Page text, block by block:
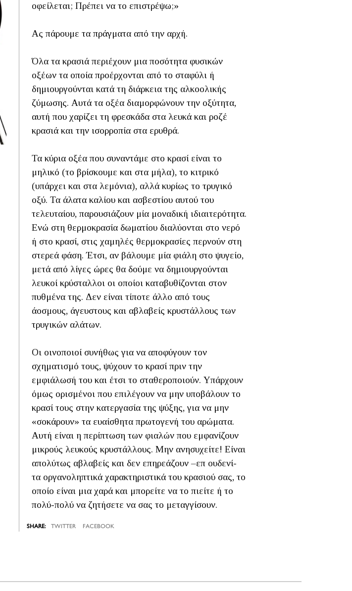
οφείλεται; Πρέπει να το επιστρέψω;»
Ας πάρουμε τα πράγματα από την αρχή.
Όλα τα κρασιά περιέχουν μια ποσότητα φυσικών
οξέων τα οποία προέρχονται από το σταφύλι ή
δημιουργούνται κατά τη διάρκεια της αλκοολικής
ζύμωσης. Αυτά τα οξέα διαμορφώνουν την οξύτητα,
αυτή που χαρίζει τη φρεσκάδα στα λευκά και ροζέ
κρασιά και την ισορροπία στα ερυθρά.
Τα κύρια οξέα που συναντάμε στο κρασί είναι το
μηλικό (το βρίσκουμε και στα μήλα), το κιτρικό
(υπάρχει και στα λεμόνια), αλλά κυρίως το τρυγικό
οξύ. Τα άλατα καλίου και ασβεστίου αυτού του
τελευταίου, παρουσιάζουν μία μοναδική ιδιαιτερότητα.
Ενώ στη θερμοκρασία δωματίου διαλύονται στο νερό
ή στο κρασί, στις χαμηλές θερμοκρασίες περνούν στη
στερεά φάση. Έτσι, αν βάλουμε μία φιάλη στο ψυγείο,
μετά από λίγες ώρες θα δούμε να δημιουργούνται
λευκοί κρύσταλλοι οι οποίοι καταβυθίζονται στον
πυθμένα της. Δεν είναι τίποτε άλλο από τους
άοσμους, άγευστους και αβλαβείς κρυστάλλους των
τρυγικών αλάτων.
Οι οινοποιοί συνήθως για να αποφύγουν τον
σχηματισμό τους, ψύχουν το κρασί πριν την
εμφιάλωσή του και έτσι το σταθεροποιούν. Υπάρχουν
όμως ορισμένοι που επιλέγουν να μην υποβάλουν το
κρασί τους στην κατεργασία της ψύξης, για να μην
«σοκάρουν» τα ευαίσθητα πρωτογενή του αρώματα.
Αυτή είναι η περίπτωση των φιαλών που εμφανίζουν
μικρούς λευκούς κρυστάλλους. Μην ανησυχείτε! Είναι
απολύτως αβλαβείς και δεν επηρεάζουν –επ ουδενί-
τα οργανοληπτικά χαρακτηριστικά του κρασιού σας, το
οποίο είναι μια χαρά και μπορείτε να το πιείτε ή το
πολύ-πολύ να ζητήσετε να σας το μεταγγίσουν.
TWITTER FACEBOOK